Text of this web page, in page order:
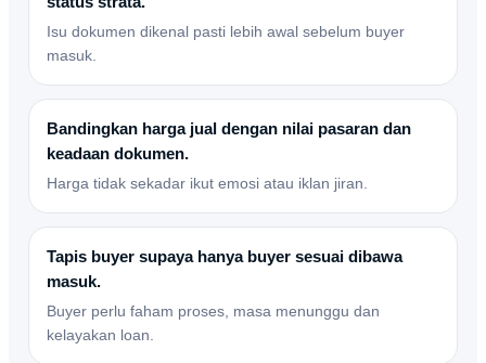
Isu dokumen dikenal pasti lebih awal sebelum buyer
masuk.
Bandingkan harga jual dengan nilai pasaran dan
keadaan dokumen.
Harga tidak sekadar ikut emosi atau iklan jiran.
Tapis buyer supaya hanya buyer sesuai dibawa
masuk.
Buyer perlu faham proses, masa menunggu dan
kelayakan loan.